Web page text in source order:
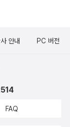
안내 PC 버전
FAQ